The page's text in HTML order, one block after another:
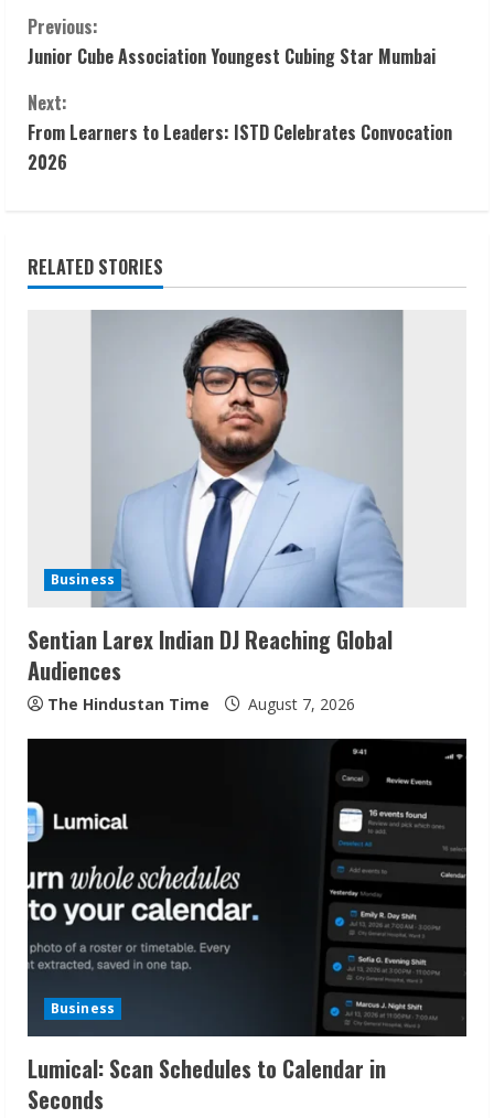
C
o
n
t
n
n
g
Previous:
Junior Cube Association Youngest Cubing Star Mumbai
Next:
From Learners to Leaders: ISTD Celebrates Convocation
2026
RELATED STORIES
Business
Sentian Larex Indian DJ Reaching Global
Audiences
The Hindustan Time August 7, 2026
Business
Lumical: Scan Schedules to Calendar in
Seconds